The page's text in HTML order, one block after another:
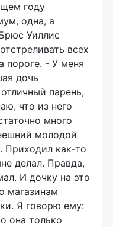
году
одна, а
Уиллис
всех
пороге. - У меня
дочь
парень,
что из него
много
молодой
Приходил как-то
делал. Правда,
И дочку на это
магазинам
Я говорю ему:
она только